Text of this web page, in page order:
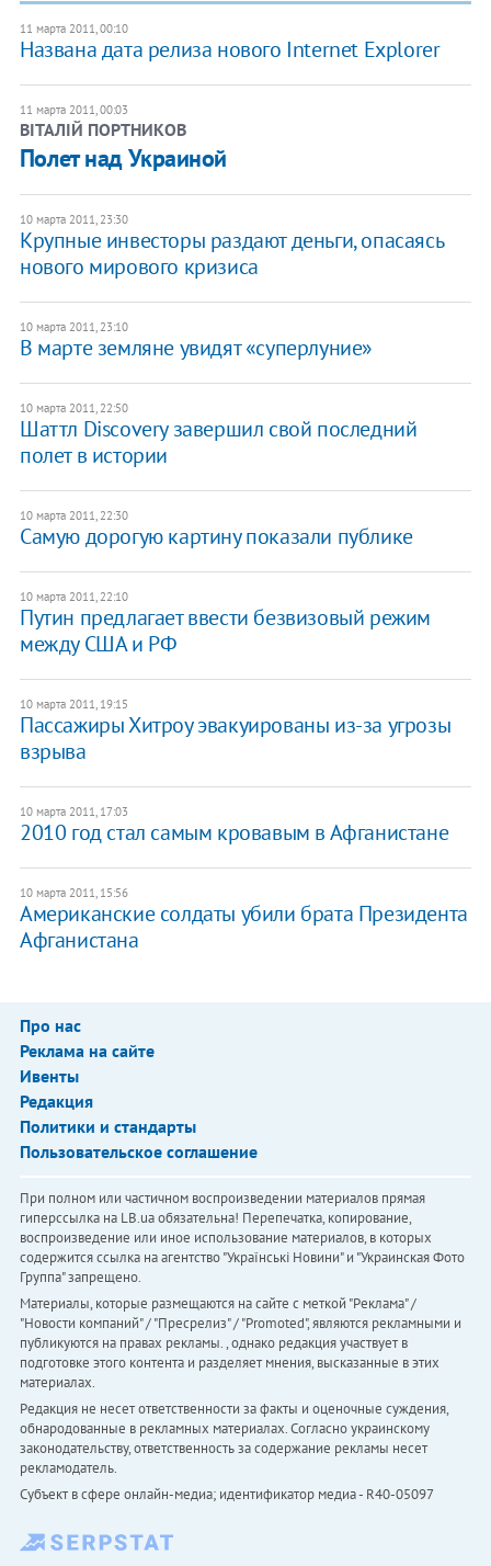
11 марта 2011, 00:10
Названа дата релиза нового Internet Explorer
11 марта 2011, 00:03
ВІТАЛІЙ ПОРТНИКОВ
Полет над Украиной
10 марта 2011, 23:30
Крупные инвесторы раздают деньги, опасаясь
нового мирового кризиса
10 марта 2011, 23:10
В марте земляне увидят «суперлуние»
10 марта 2011, 22:50
Шаттл Discovery завершил свой последний
полет в истории
10 марта 2011, 22:30
Самую дорогую картину показали публике
10 марта 2011, 22:10
Путин предлагает ввести безвизовый режим
между США и РФ
10 марта 2011, 19:15
Пассажиры Хитроу эвакуированы из-за угрозы
взрыва
10 марта 2011, 17:03
2010 год стал самым кровавым в Афганистане
10 марта 2011, 15:56
Американские солдаты убили брата Президента
Афганистана
Про нас
Реклама на сайте
Ивенты
Редакция
Политики и стандарты
Пользовательское соглашение
При полном или частичном воспроизведении материалов прямая
гиперссылка на LB.ua обязательна! Перепечатка, копирование,
воспроизведение или иное использование материалов, в которых
содержится ссылка на агентство "Українськi Новини" и "Украинская Фото
Группа" запрещено.
Материалы, которые размещаются на сайте с меткой "Реклама" /
"Новости компаний" / "Пресрелиз" / "Promoted", являются рекламными и
публикуются на правах рекламы. , однако редакция участвует в
подготовке этого контента и разделяет мнения, высказанные в этих
материалах.
Редакция не несет ответственности за факты и оценочные суждения,
обнародованные в рекламных материалах. Согласно украинскому
законодательству, ответственность за содержание рекламы несет
рекламодатель.
Субъект в сфере онлайн-медиа; идентификатор медиа - R40-05097